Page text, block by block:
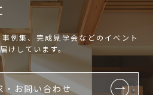
例集、完成見学会などのイベント
けしています。
・お問い合わせ